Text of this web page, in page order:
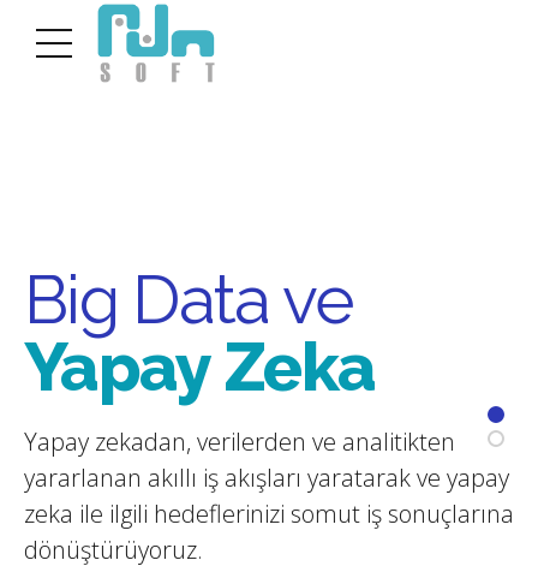
Big Data ve
Yapay Zeka
Yapay zekadan, verilerden ve analitikten
yararlanan akıllı iş akışları yaratarak ve yapay
zeka ile ilgili hedeflerinizi somut iş sonuçlarına
dönüştürüyoruz.
Big Data ve
Yapay Zeka
Tabanlı Ürün
Servislerimiz
0
1
2
3
0
1
2
3
4